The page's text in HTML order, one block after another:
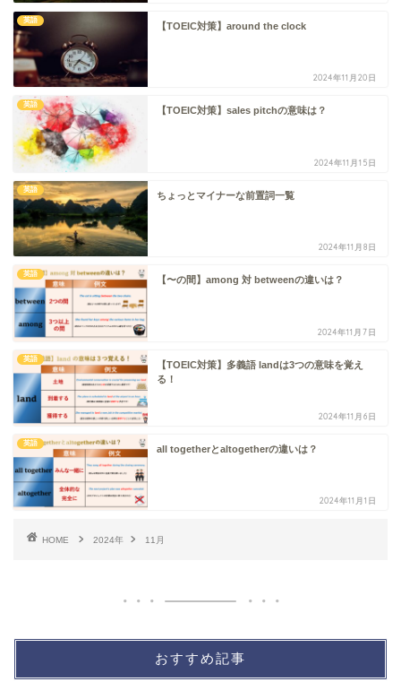
英語
【TOEIC対策】around the clock
2024年11月20日
英語
【TOEIC対策】sales pitchの意味は？
2024年11月15日
英語
ちょっとマイナーな前置詞一覧
2024年11月8日
英語
【〜の間】among 対 betweenの違いは？
2024年11月7日
英語
【TOEIC対策】多義語 landは3つの意味を覚え
る！
2024年11月6日
英語
all togetherとaltogetherの違いは？
2024年11月1日
HOME 2024年 11月
おすすめ記事